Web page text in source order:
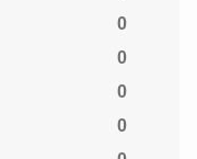
0
0
0
0